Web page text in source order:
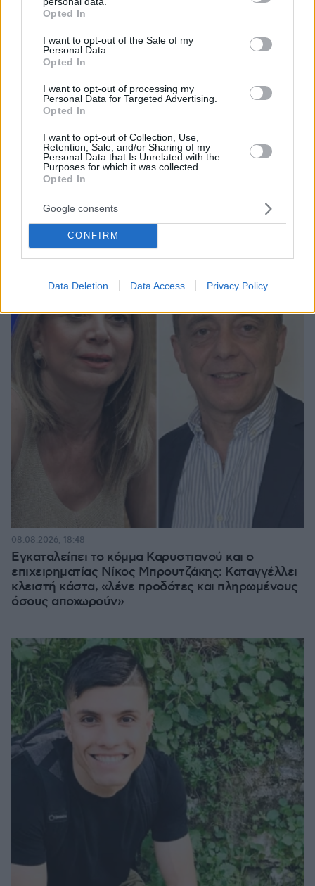
grant or deny consent to Google and its third-party tags to
use your data for below specified purposes in below Google
consent section.
Opted In
I want to opt-out of the Sale of my
Personal Data.
Opted In
I want to opt-out of processing my
Personal Data for Targeted Advertising.
Opted In
I want to opt-out of Collection, Use,
Retention, Sale, and/or Sharing of my
Personal Data that Is Unrelated with the
Purposes for which it was collected.
Opted In
Google consents
CONFIRM
Data Deletion Data Access Privacy Policy
Μυστήριο 3.500 ετών στη Σαντορίνη: Ο 15χρονος
που δεν πρόλαβε να ξεφύγει από το τσουνάμι
μπορεί ν' αλλάξει τη χρονολογία της μεγάλης
έκρηξης
08.08.2026, 18:08
Εγκαταλείπει το κόμμα Καρυστιανού και ο
επιχειρηματίας Νίκος Μπρουτζάκης: Καταγγέλλει
κλειστή κάστα, «λένε προδότες και πληρωμένους
όσους αποχωρούν»
08.08.2026, 18:48